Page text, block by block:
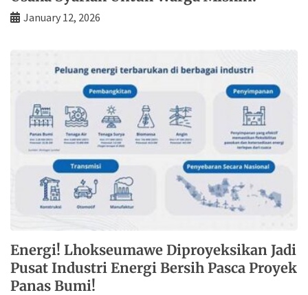
January 12, 2026
Energi! Lhokseumawe Diproyeksikan Jadi
Pusat Industri Energi Bersih Pasca Proyek
Panas Bumi!